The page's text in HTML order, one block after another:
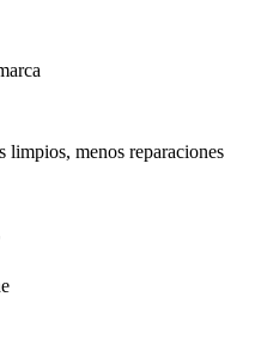
limpios, menos reparaciones